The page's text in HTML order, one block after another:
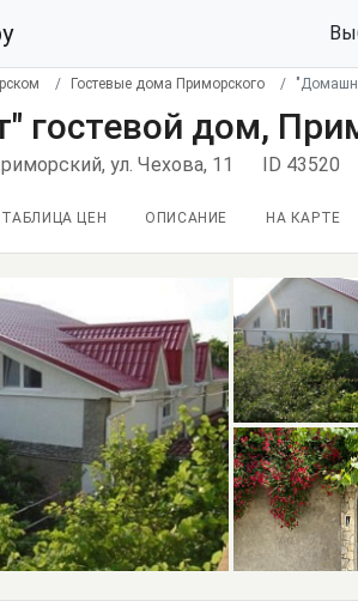
Гостевые дома Приморского
гостевой дом,
ул. Чехова, 11 ID 43520
ТАБЛИЦА ЦЕН ОПИСАНИЕ НА КАРТЕ